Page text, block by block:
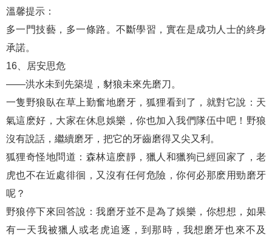
溫馨提示：
多一門技藝，多一條路。不斷學習，實在是成功人士的終身
承諾。
16、居安思危
——洪水未到先築堤，豺狼未來先磨刀。
一隻野狼臥在草上勤奮地磨牙，狐狸看到了，就對它說：天
氣這麽好，大家在休息娛樂，你也加入我們隊伍中吧！野狼
沒有說話，繼續磨牙，把它的牙齒磨得又尖又利。
狐狸奇怪地問道：森林這麽靜，獵人和獵狗已經回家了，老
虎也不在近處徘徊，又沒有任何危險，你何必那麽用勁磨牙
呢？
野狼停下來回答說：我磨牙並不是為了娛樂，你想想，如果
有一天我被獵人或老虎追逐，到那時，我想磨牙也來不及